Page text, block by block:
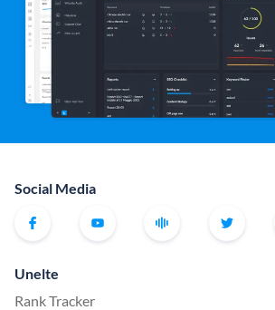
Social Media
Unelte
Rank Tracker